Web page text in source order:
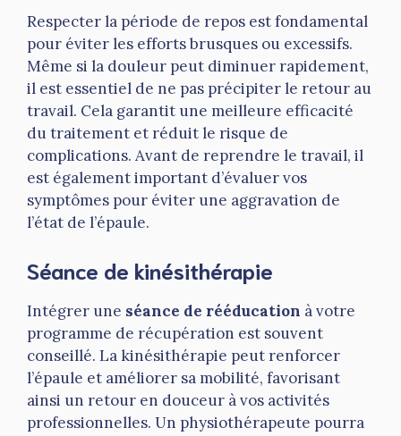
Respecter la période de repos est fondamental
pour éviter les efforts brusques ou excessifs.
Même si la douleur peut diminuer rapidement,
il est essentiel de ne pas précipiter le retour au
travail. Cela garantit une meilleure efficacité
du traitement et réduit le risque de
complications. Avant de reprendre le travail, il
est également important d’évaluer vos
symptômes pour éviter une aggravation de
l’état de l’épaule.
Séance de kinésithérapie
Intégrer une séance de rééducation à votre
programme de récupération est souvent
conseillé. La kinésithérapie peut renforcer
l’épaule et améliorer sa mobilité, favorisant
ainsi un retour en douceur à vos activités
professionnelles. Un physiothérapeute pourra